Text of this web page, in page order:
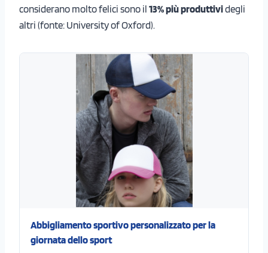
considerano molto felici sono il 13% più produttividegli
altri (fonte: University of Oxford).
Abbigliamento sportivo personalizzato per la
giornata dello sport